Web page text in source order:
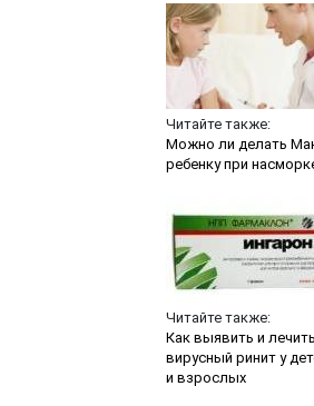
Читайте также:
Можно ли делать
ребенку при
Читайте также:
Как выявить и лечить
вирусный ринит у
и взрослых